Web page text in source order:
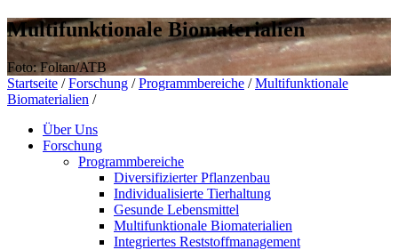
Multifunktionale Biomaterialien
Foto: Foltan/ATB
Startseite / Forschung / Programmbereiche / Multifunktionale
Biomaterialien /
Über Uns
Forschung
Programmbereiche
Diversifizierter Pflanzenbau
Individualisierte Tierhaltung
Gesunde Lebensmittel
Multifunktionale Biomaterialien
Integriertes Reststoffmanagement